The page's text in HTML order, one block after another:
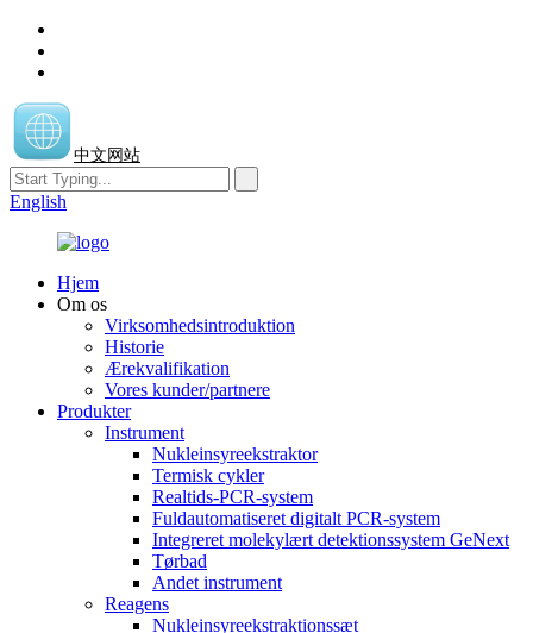
中文网站
English
Hjem
Om os
Virksomhedsintroduktion
Historie
Ærekvalifikation
Vores kunder/partnere
Produkter
Instrument
Nukleinsyreekstraktor
Termisk cykler
Realtids-PCR-system
Fuldautomatiseret digitalt PCR-system
Integreret molekylært detektionssystem GeNext
Tørbad
Andet instrument
Reagens
Nukleinsyreekstraktionssæt